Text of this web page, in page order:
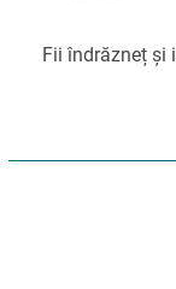
Fii îndrăzneț și